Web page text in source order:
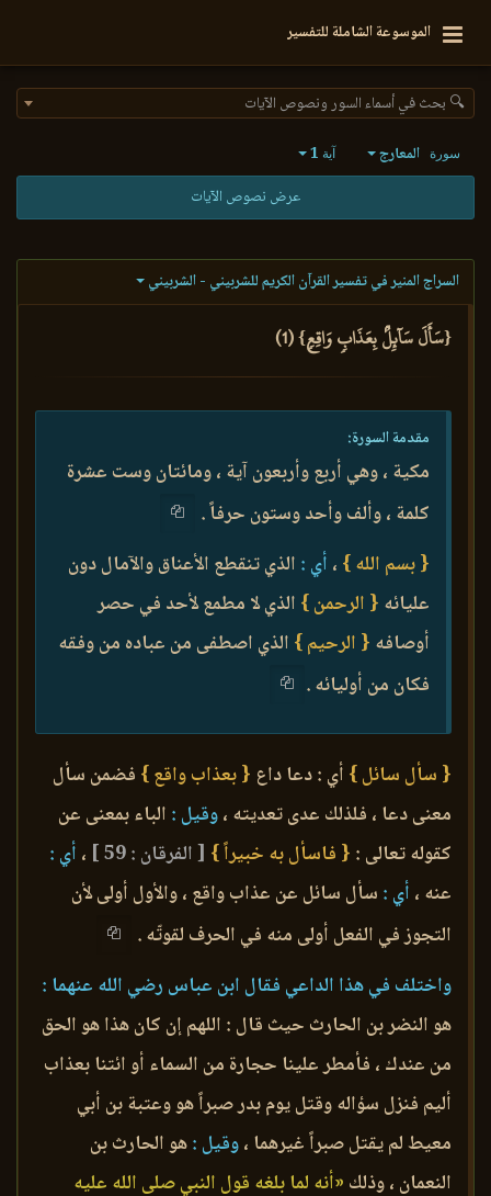
الموسوعة الشاملة للتفسير
🔍 بحث في أسماء السور ونصوص الآيات
سورة المعارج آية 1
عرض نصوص الآيات
السراج المنير في تفسير القرآن الكريم للشربيني - الشربيني
{سَأَلَ سَآئِلُۢ بِعَذَابٖ وَاقِعٖ} (1)
مقدمة السورة:
مكية ، وهي أربع وأربعون آية ، ومائتان وست عشرة
كلمة ، وألف وأحد وستون حرفاً .
{ بسم الله } ، أي : الذي تنقطع الأعناق والآمال دون
عليائه { الرحمن } الذي لا مطمع لأحد في حصر
أوصافه { الرحيم } الذي اصطفى من عباده من وفقه
فكان من أوليائه .
{ سأل سائل } أي : دعا داع { بعذاب واقع } فضمن سأل
معنى دعا ، فلذلك عدى تعديته ،وقيل : الباء بمعنى عن
كقوله تعالى : { فاسأل به خبيراً } [ الفرقان : 59 ] ، أي :
عنه ، أي : سأل سائل عن عذاب واقع ، والأول أولى لأن
التجوز في الفعل أولى منه في الحرف لقوتّه .
واختلف في هذا الداعي فقال ابن عباس رضي الله عنهما :
هو النضر بن الحارث حيث قال : اللهم إن كان هذا هو الحق
من عندك ، فأمطر علينا حجارة من السماء أو ائتنا بعذاب
أليم فنزل سؤاله وقتل يوم بدر صبراً هو وعتبة بن أبي
معيط لم يقتل صبراً غيرهما ،وقيل :هو الحارث بن
النعمان ، وذلك «أنه لما بلغه قول النبي صلى الله عليه